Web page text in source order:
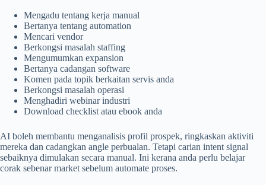
Mengadu tentang kerja manual
Bertanya tentang automation
Mencari vendor
Berkongsi masalah staffing
Mengumumkan expansion
Bertanya cadangan software
Komen pada topik berkaitan servis anda
Berkongsi masalah operasi
Menghadiri webinar industri
Download checklist atau ebook anda
AI boleh membantu menganalisis profil prospek, ringkaskan aktiviti
mereka dan cadangkan angle perbualan. Tetapi carian intent signal
sebaiknya dimulakan secara manual. Ini kerana anda perlu belajar
corak sebenar market sebelum automate proses.